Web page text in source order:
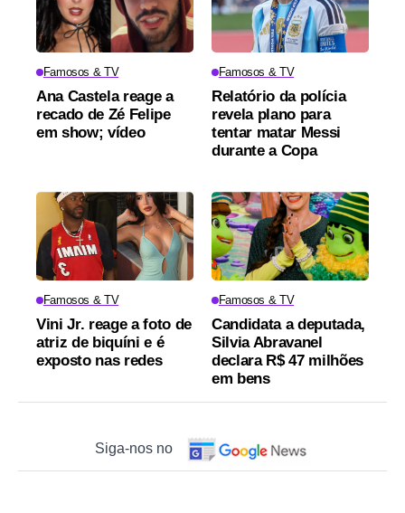
Famosos & TV
Ana Castela reage a
recado de Zé Felipe
em show; vídeo
Famosos & TV
Relatório da polícia
revela plano para
tentar matar Messi
durante a Copa
Famosos & TV
Vini Jr. reage a foto de
atriz de biquíni e é
exposto nas redes
Famosos & TV
Candidata a deputada,
Silvia Abravanel
declara R$ 47 milhões
em bens
Siga-nos no